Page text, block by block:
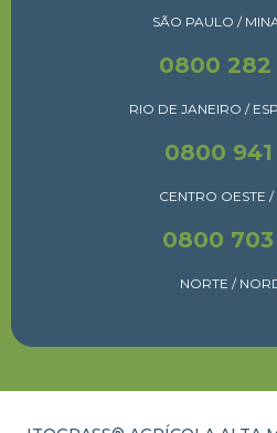
SÃO PAULO /
0800 282
RIO DE JANEIRO /
0800 941
CENTRO OESTE
0800 703
NORTE /